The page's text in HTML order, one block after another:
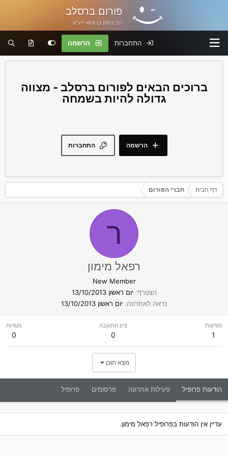
פורום ברסלב
רבי נחמן בן פיגא זיע"א
התחברות הרשמה
פורום ברסלב - מצווה
גדולה להיות בשמחה
התחברות הרשמה
דף הבית חברי הפורום
ר
רפאל מימון
New Member
הצטרף יום ראשון 13/10/2013
נראה לאחרונה יום ראשון 13/10/2013
הודעות
1
ציון התגובה
0
נקודות
0
מצא תוכן
הודעות פרופיל פעילות אחרונה פרסומים פרופיל
עדיין אין הודעות בפרופיל רפאל מימון.